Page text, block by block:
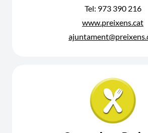
Tel: 973 390 216
www.preixens.cat